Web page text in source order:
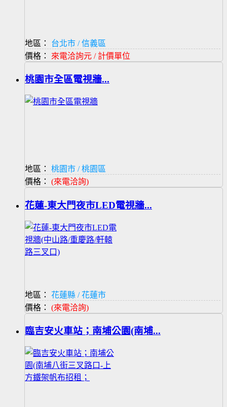
地區：
台北市 / 信義區
價格： 來電洽詢元 / 計價單位
桃園市全區電視牆...
地區：
桃園市 / 桃園區
價格： (來電洽詢)
花蓮-東大門夜市LED電視牆...
地區：
花蓮縣 / 花蓮市
價格： (來電洽詢)
臨吉安火車站；南埔公園(南埔...